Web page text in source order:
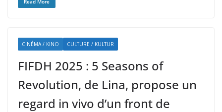
Read More
CINÉMA / KINO CULTURE / KULTUR
FIFDH 2025 : 5 Seasons of
Revolution, de Lina, propose un
regard in vivo d’un front de